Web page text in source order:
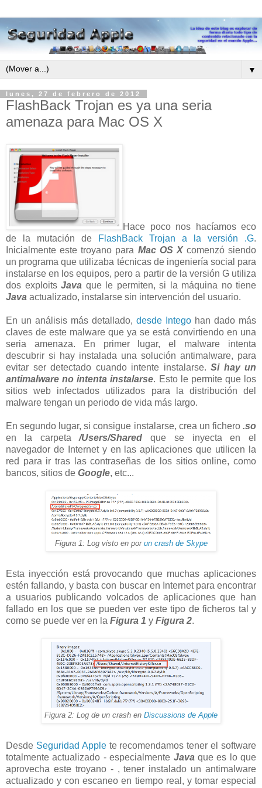
▼
lunes, 27 de febrero de 2012
FlashBack Trojan es ya una seria
amenaza para Mac OS X
Hace poco nos hacíamos eco
de la mutación de
FlashBack Trojan a la versión .G.
Inicialmente este troyano para Mac OS Xcomenzó siendo
un programa que utilizaba técnicas de ingeniería social para
instalarse en los equipos, pero a partir de la versión G utiliza
dos exploits Java que le permiten, si la máquina no tiene
Java actualizado, instalarse sin intervención del usuario.
En un análisis más detallado, desde Intego han dado más
claves de este malware que ya se está convirtiendo en una
seria amenaza. En primer lugar, el malware intenta
descubrir si hay instalada una solución antimalware, para
evitar ser detectado cuando intente instalarse. Si hay un
antimalware no intenta instalarse. Esto le permite que los
sitios web infectados utilizados para la distribución del
malware tengan un periodo de vida más largo.
En segundo lugar, si consigue instalarse, crea un fichero .so
en la carpeta/Users/Shared que se inyecta en el
navegador de Internet y en las aplicaciones que utilicen la
red para ir tras las contraseñas de los sitios online, como
bancos, sitios de Google, etc...
Figura 1: Log visto en por un crash de Skype
Esta inyección está provocando que muchas aplicaciones
estén fallando, y basta con buscar en Internet para encontrar
a usuarios publicando volcados de aplicaciones que han
fallado en los que se pueden ver este tipo de ficheros tal y
como se puede ver en la Figura 1 y Figura 2.
Figura 2: Log de un crash en Discussions de Apple
Desde Seguridad Applete recomendamos tener el software
totalmente actualizado - especialmente Java que es lo que
aprovecha este troyano - , tener instalado un antimalware
actualizado y con escaneo en tiempo real, y tomar especial